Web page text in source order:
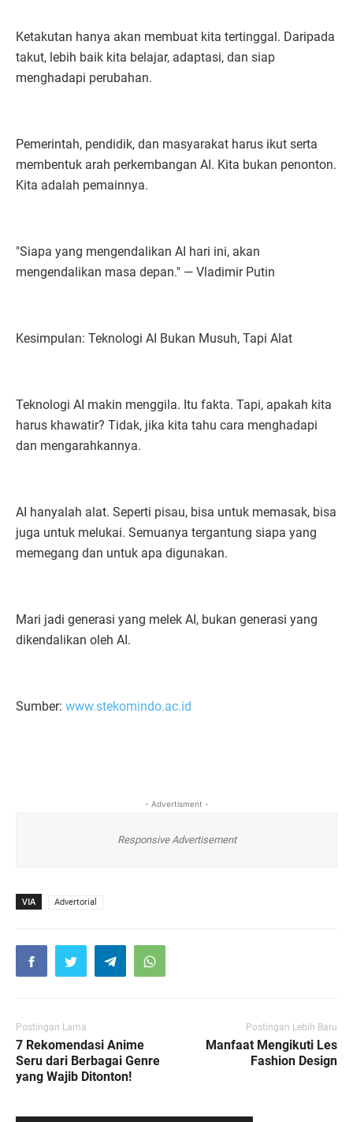
Ketakutan hanya akan membuat kita tertinggal. Daripada
takut, lebih baik kita belajar, adaptasi, dan siap
menghadapi perubahan.
Pemerintah, pendidik, dan masyarakat harus ikut serta
membentuk arah perkembangan AI. Kita bukan penonton.
Kita adalah pemainnya.
"Siapa yang mengendalikan AI hari ini, akan
mengendalikan masa depan." — Vladimir Putin
Kesimpulan: Teknologi AI Bukan Musuh, Tapi Alat
Teknologi AI makin menggila. Itu fakta. Tapi, apakah kita
harus khawatir? Tidak, jika kita tahu cara menghadapi
dan mengarahkannya.
AI hanyalah alat. Seperti pisau, bisa untuk memasak, bisa
juga untuk melukai. Semuanya tergantung siapa yang
memegang dan untuk apa digunakan.
Mari jadi generasi yang melek AI, bukan generasi yang
dikendalikan oleh AI.
Sumber: www.stekomindo.ac.id
- Advertisment -
Responsive Advertisement
VIA Advertorial
Postingan Lama
7 Rekomendasi Anime
Seru dari Berbagai Genre
yang Wajib Ditonton!
Postingan Lebih Baru
Manfaat Mengikuti Les
Fashion Design